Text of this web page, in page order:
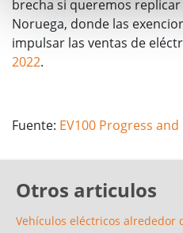
brecha si queremos
Noruega, donde las
impulsar las ventas de
2022.
Fuente: EV100 Progress
Otros articulos
Vehículos eléctricos alrededor